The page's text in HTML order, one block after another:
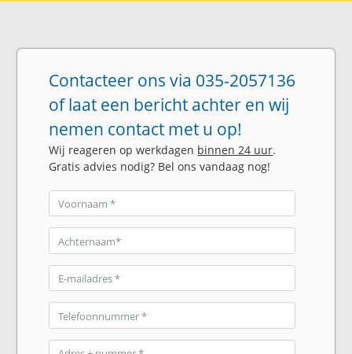
Contacteer ons via 035-2057136
of laat een bericht achter en wij
nemen contact met u op!
Wij reageren op werkdagen binnen 24 uur.
Gratis advies nodig? Bel ons vandaag nog!